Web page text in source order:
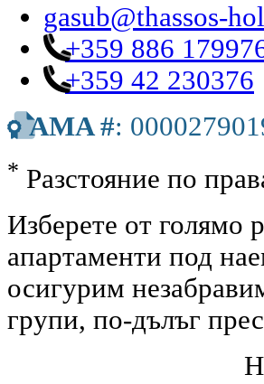
gasub@thassos-
+359 886
+359 42 230376
AMA #:
* Разстояние по
Изберете от голямо
апартаменти под
осигурим
групи, по-дълъг